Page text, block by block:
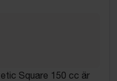
Square 150 cc är